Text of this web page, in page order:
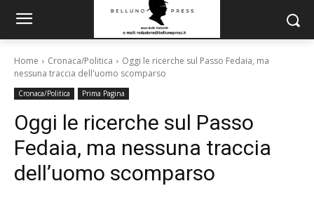
Home Cronaca/Politica
Oggi le ricerche sul Passo Fedaia, ma
nessuna traccia dell'uomo scomparso
Cronaca/Politica Prima Pagina
Oggi le ricerche sul Passo
Fedaia, ma nessuna traccia
dell’uomo scomparso